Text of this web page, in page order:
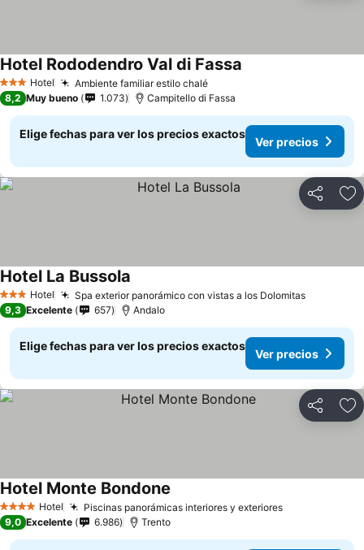
3 Estrellas
Hotel Ambiente familiar estilo chalé
Hotel Rododendro Val di Fassa
8,2 Muy bueno 1.073 Campitello di Fassa
Elige fechas para ver los precios exactos
Ver precios
Compartir
3 Estrellas
Hotel Spa exterior panorámico con vistas a los Dolomitas
Hotel La Bussola
9,3 Excelente 657 Andalo
Elige fechas para ver los precios exactos
Ver precios
Compartir
4 EstrellasHotel Piscinas panorámicas interiores y exteriores
Hotel Monte Bondone
9,0 Excelente 6.986 Trento